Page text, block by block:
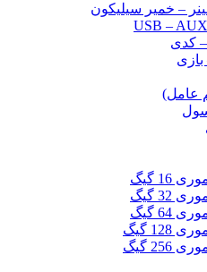
– خمیر سیلیکون
کدی
بازی
عامل)
گیگ
گیگ
گیگ
گیگ
گیگ